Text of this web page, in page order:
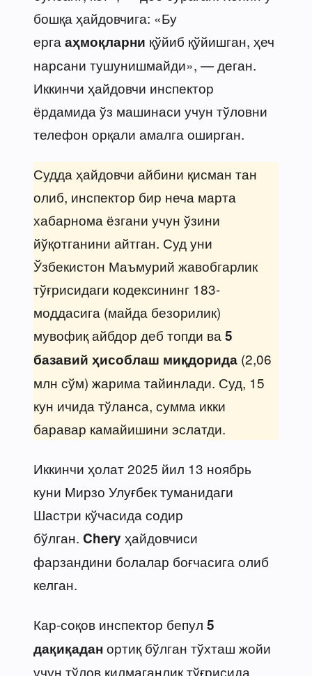
бошқа ҳайдовчига: «Бу
ерга аҳмоқларни қўйиб қўйишган, ҳеч
нарсани тушунишмайди», — деган.
Иккинчи ҳайдовчи инспектор
ёрдамида ўз машинаси учун тўловни
телефон орқали амалга оширган.
Судда ҳайдовчи айбини қисман тан
олиб, инспектор бир неча марта
хабарнома ёзгани учун ўзини
йўқотганини айтган. Суд уни
Ўзбекистон Маъмурий жавобгарлик
тўғрисидаги кодексининг 183-
моддасига (майда безорилик)
мувофиқ айбдор деб топди ва 5
базавий ҳисоблаш миқдорида (2,06
млн сўм) жарима тайинлади. Суд, 15
кун ичида тўланса, сумма икки
баравар камайишини эслатди.
Иккинчи ҳолат 2025 йил 13 ноябрь
куни Мирзо Улуғбек туманидаги
Шастри кўчасида содир
бўлган. Chery ҳайдовчиси
фарзандини болалар боғчасига олиб
келган.
Кар-соқов инспектор бепул 5
дақиқаданортиқ бўлган тўхташ жойи
учун тўлов қилмаганлик тўғрисида